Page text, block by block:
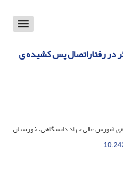
Toggle
در رفتاراتصال پس کشیده ی
عالی جهاد دانشگاهی، خوزستان